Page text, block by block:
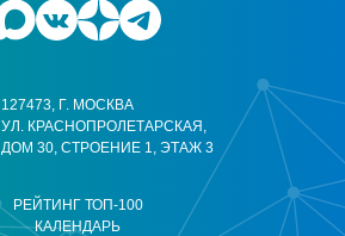
РЕЙТИНГ ТОП-100
КАЛЕНДАРЬ
127473, Г. МОСКВА
УЛ. КРАСНОПРОЛЕТАРСКАЯ,
ДОМ 30, СТРОЕНИЕ 1, ЭТАЖ 3